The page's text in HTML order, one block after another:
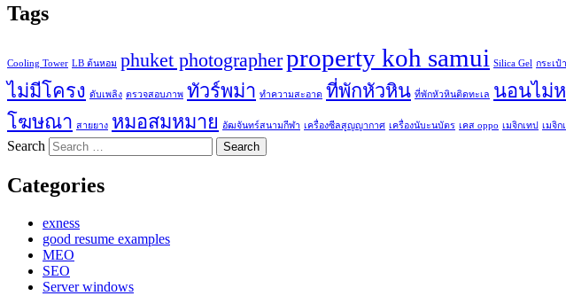
Tags
Cooling Tower LB ต้นหอม phuket photographerproperty koh samui Silica Gel กระเป๋
ไม่มีโครง ดับเพลิง ตรวจสอบภาพ ทัวร์พม่า ทำความสะอาด ที่พักหัวหิน ที่พักหัวหินติดทะเล นอนไม่
โฆษณา สายยาง หมอสมหมาย อัฒจันทร์สนามกีฬา เครื่องซีลสูญญากาศ เครื่องนับะนบัตร เคส oppo เมจิกเทป เมจิก
Search
Categories
exness
good resume examples
MEO
SEO
Server windows